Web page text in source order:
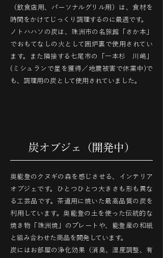
（飲食店用、パーソナルグリル用）は、食材を
時間をかけてじっくり調理するのに最適です。
ノトハハソの炭は、珠洲市の名旅館「さか本」
でおもてなしの火として囲炉裏で使用されてい
ます。また隣接する七尾市の「一本杉 川嶋」
(ミシュランで星を獲得／地震被害で休業中)で
も、調理用の炭として使用されていました。
炭オブジェ（開発中）
奥能登のクヌギの森を感じさせる、インテリア
オブジェです。ひとつひとつ大きさも形も異な
る工芸品です。茶道用に焼いた最高品質の炭を
利用しています。奥能登の土を使った伝統的な
焼き物「珠洲焼」のプレートや、能登産の和紙
と組み合わせた商品を開発しています。
炭にはお部屋の浄化効果（消臭、湿度調整、有